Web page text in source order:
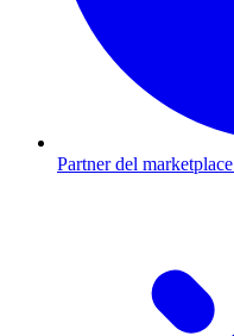
Partner del marketplace